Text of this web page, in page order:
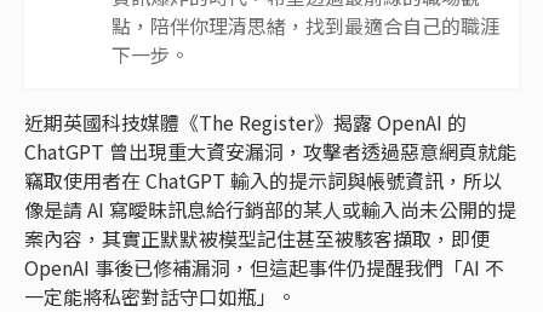
點，陪伴你理清思緒，找到最適合自己的職涯
下一步。
近期英國科技媒體《The Register》揭露 OpenAI 的
ChatGPT 曾出現重大資安漏洞，攻擊者透過惡意網頁就能
竊取使用者在 ChatGPT 輸入的提示詞與帳號資訊，所以
像是請 AI 寫曖昧訊息給行銷部的某人或輸入尚未公開的提
案內容，其實正默默被模型記住甚至被駭客擷取，即便
OpenAI 事後已修補漏洞，但這起事件仍提醒我們「AI 不
一定能將私密對話守口如瓶」。